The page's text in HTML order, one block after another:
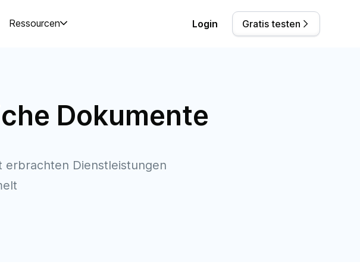
Ressourcen Login Gratis testen
Dokumente
Dienstleistungen